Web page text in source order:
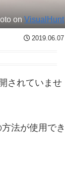
onVisualHunt
2019.06.07
されていませ
法が使用でき